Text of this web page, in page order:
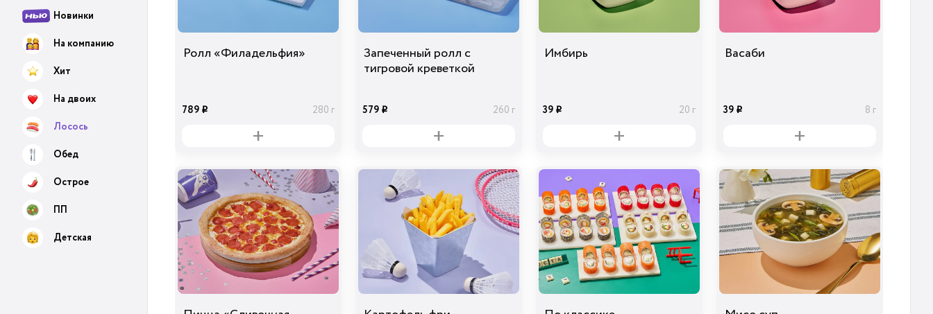
Новинки
На компанию
Хит
На двоих
Лосось
Обед
Острое
ПП
Детская
Ролл «Филадельфия»
789 i 280 г
Запеченный ролл с
тигровой креветкой
579 i 260 г
Имбирь
39 i 20 г
Васаби
39 i 8 г